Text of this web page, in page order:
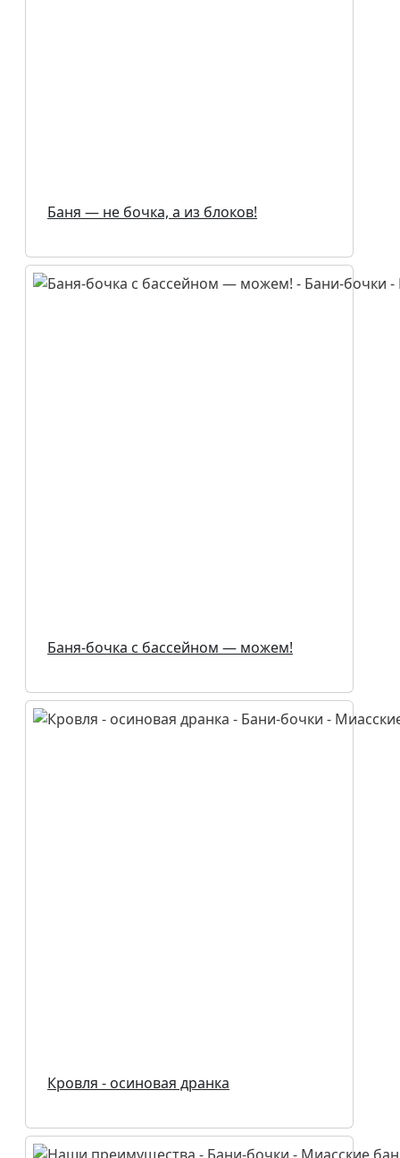
Баня — не бочка, а из блоков!
Баня-бочка с бассейном — можем!
Кровля - осиновая дранка